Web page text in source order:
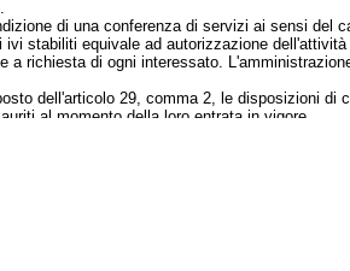
di una conferenza di servizi ai sensi del
ivi stabiliti equivale ad autorizzazione
a richiesta di ogni interessato.
dell'articolo 29, comma 2, le disposizioni di
al momento della loro entrata in vigore.